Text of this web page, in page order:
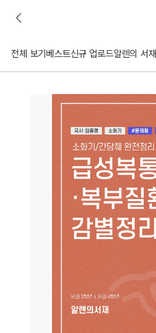
전체 보기 베스트신규 업로드알렌의 서재